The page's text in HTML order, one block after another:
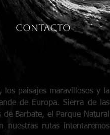
Contacto
paisajes maravillosos y la
de Europa. Sierra de las
Barbate, el Parque Natural
rutas intentaremos